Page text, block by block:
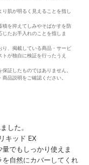
肌が明るく見えることを指し
積を抑えてしみやそばかすを防
たお手入れのことを指しま
り、掲載している商品・サービ
が独自に検証を行ったうえ
証したものではありません。
品説明をご確認ください。
した。
キッド EX
でもしっかり使えま
自然にカバーしてくれ